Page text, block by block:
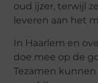
oud ijzer, terwijl
leveren aan het
In Haarlem en
doe mee op de
Tezamen